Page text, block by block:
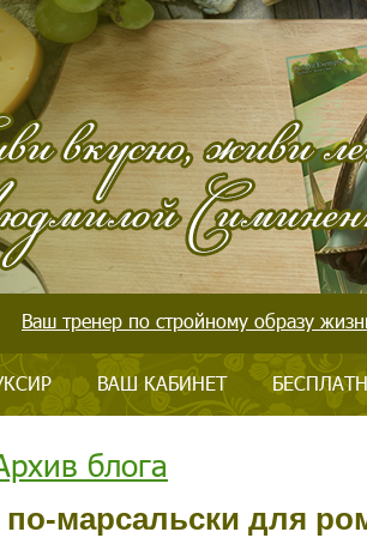
Ваш тренер по стройному образу
ВАШ КАБИНЕТ
блога
по-марсальски для